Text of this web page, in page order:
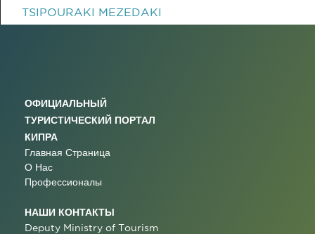
TSIPOURAKI MEZEDAKI
ОФИЦИАЛЬНЫЙ
ТУРИСТИЧЕСКИЙ ПОРТАЛ
КИПРА
Главная Страница
О Нас
Профессионалы
НАШИ КОНТАКТЫ
Deputy Ministry of Tourism